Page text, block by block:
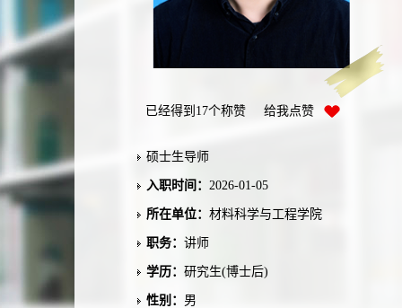
已经得到 17个称赞 给我点赞
硕士生导师
入职时间： 2026-01-05
所在单位： 材料科学与工程学院
职务： 讲师
学历： 研究生(博士后)
性别： 男